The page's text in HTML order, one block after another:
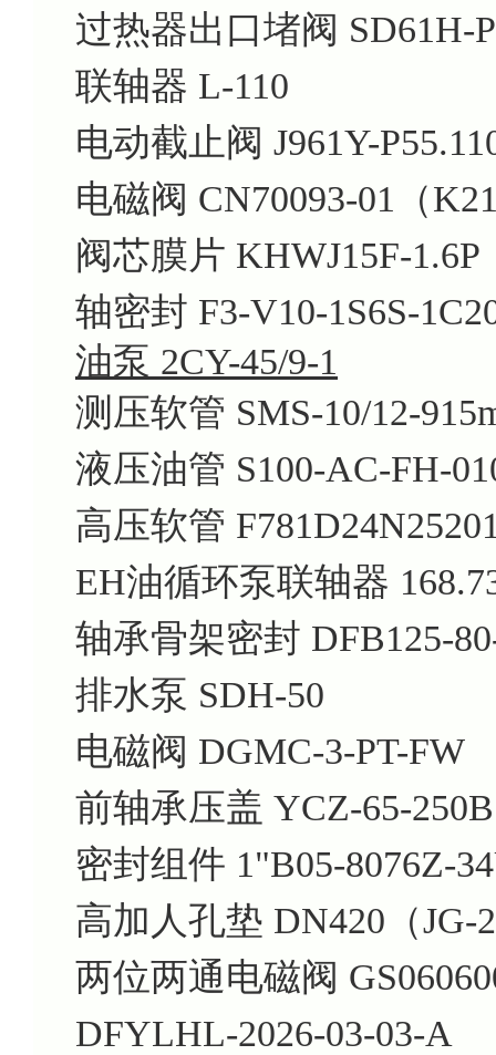
过热器出口堵阀 SD61H-
联轴器 L-110
电动截止阀 J961Y-
电磁阀 CN70093-01（
阀芯膜片 KHWJ15F-1.6P
轴密封 F3-V10-1S6S-
油泵 2CY-45/9-1
测压软管 SMS-10/12-
液压油管 S100-AC-FH-
高压软管
EH油循环泵联轴器
轴承骨架密封 DFB125-
排水泵 SDH-50
电磁阀 DGMC-3-PT-FW
前轴承压盖 YCZ-65-250B
密封组件 1"B05-8076Z-
高加人孔垫 DN420（JG-
两位两通电磁阀
DFYLHL-2026-03-03-A